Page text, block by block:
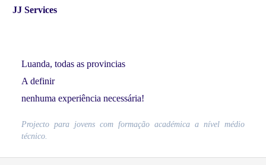
JJ Services
Luanda, todas as provincias
A definir
nenhuma experiência necessária!
Projecto para jovens com formação académica a nível médio
técnico.